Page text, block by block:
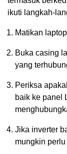
ikuti langkah-
Matikan
Buka casing
yang
Periksa
baik ke panel
Jika inverter
mungkin